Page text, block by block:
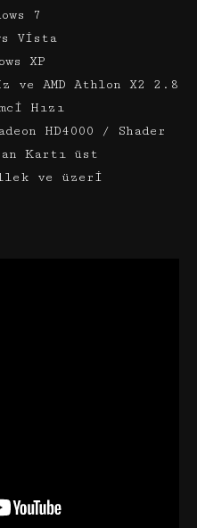
7
Vista
XP
ve AMD Athlon X2 2.8
Hızı
HD4000 / Shader
Kartı üst
ve üzeri